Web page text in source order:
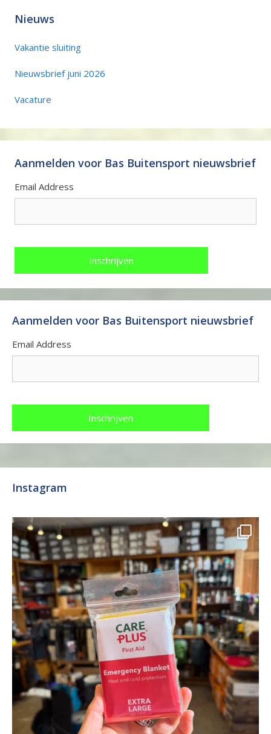
Nieuws
Vakantie sluiting
Nieuwsbrief juni 2026
Vacature
Aanmelden voor Bas Buitensport nieuwsbrief
Email Address
Aanmelden voor Bas Buitensport nieuwsbrief
Email Address
Instagram